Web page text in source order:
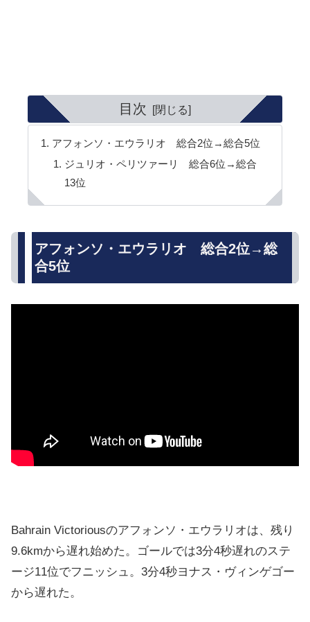
目次
アフォンソ・エウラリオ 総合2位→総合5位
ジュリオ・ペリツァーリ 総合6位→総合
13位
アフォンソ・エウラリオ 総合2位→総
合5位
Bahrain Victoriousのアフォンソ・エウラリオは、残り
9.6kmから遅れ始めた。ゴールでは3分4秒遅れのステ
ージ11位でフニッシュ。3分4秒ヨナス・ヴィンゲゴー
から遅れた。